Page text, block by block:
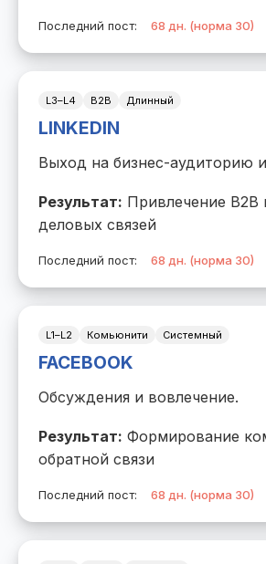
Последний пост: 68 дн. (норма 30)
L3–L4 B2B Длинный
LINKEDIN
Выход на бизнес-аудиторию
Результат: Привлечение B2B
деловых связей
Последний пост: 68 дн. (норма 30)
L1–L2 Комьюнити Системный
FACEBOOK
Обсуждения и вовлечение.
Результат: Формирование
обратной связи
Последний пост: 68 дн. (норма 30)